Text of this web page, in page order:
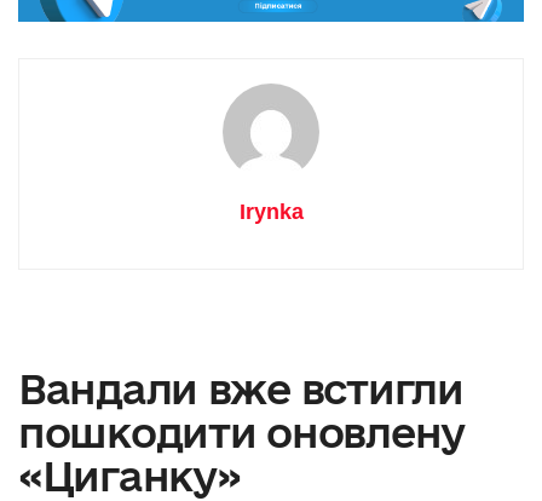
Irynka
Вандали вже встигли
пошкодити оновлену
«Циганку»